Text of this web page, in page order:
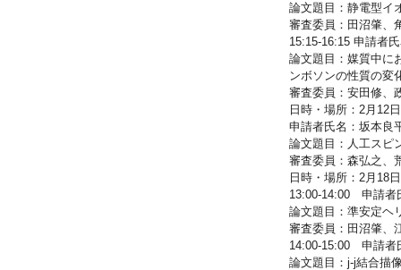
論文題目：静電型イ
審査委員：田沼肇、
15:15-16:15 申請者
論文題目：媒質中に
ンボソンの性質の変
審査委員：安田修、
日時・場所：2月12
申請者氏名：坂本良
論文題目：人工スピ
審査委員：森弘之、
日時・場所：2月18
13:00-14:00 申請者
論文題目：準安定ヘ
審査委員：田沼肇、
14:00-15:00 申請者
論文題目：j-j結合描